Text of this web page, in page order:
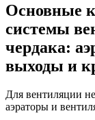
Основные
системы
чердака:
выходы и
Для вентиляции
аэраторы и